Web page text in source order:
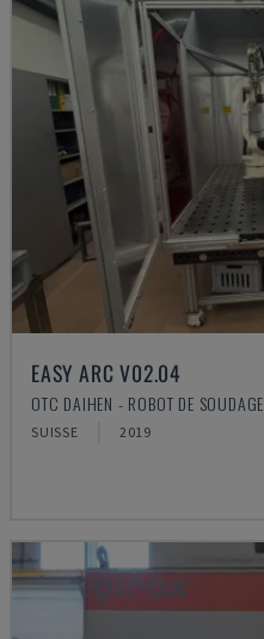
EASY ARC V02.04
OTC DAIHEN - ROBOT DE SOUDAGE
SUISSE 2019